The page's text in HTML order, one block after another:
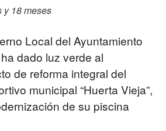
y 18 meses
Local del Ayuntamiento
dado luz verde al
de reforma integral del
municipal “Huerta Vieja”,
de su piscina